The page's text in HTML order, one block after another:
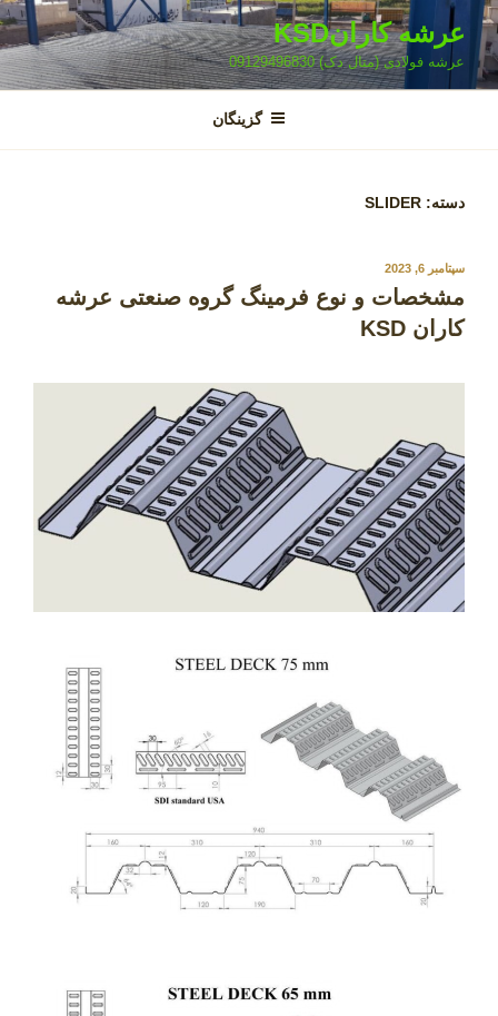
رفتن
به
محتوا
عرشه کارانKSD
عرشه فولادی (متال دک) 09129496830
گزینگان
دسته: SLIDER
نوشته‌شده
سپتامبر 6, 2023
مشخصات و نوع فرمینگ گروه صنعتی عرشه
کاران KSD